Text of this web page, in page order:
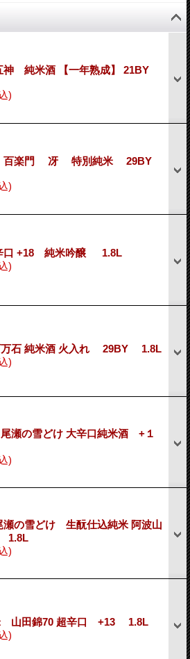
神 純米酒 【一年熟成】 21BY
)
百楽門 冴 特別純米 29BY
)
+18 純米吟醸 1.8L
)
石 純米酒 火入れ 29BY 1.8L
)
瀬の雪どけ 大辛口純米酒 +１
)
瀬の雪どけ 生酛仕込純米 阿波山
1.8L
)
山田錦70 超辛口 +13 1.8L
)